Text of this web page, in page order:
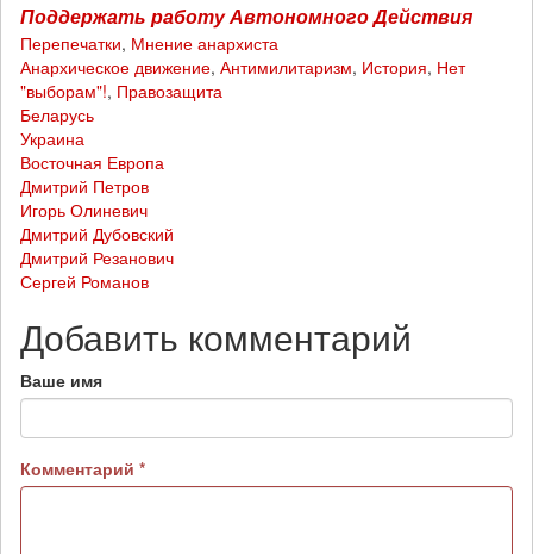
Поддержать работу Автономного Действия
Перепечатки, Мнение анархиста
Анархическое движение, Антимилитаризм, История, Нет
"выборам"!, Правозащита
Беларусь
Украина
Восточная Европа
Дмитрий Петров
Игорь Олиневич
Дмитрий Дубовский
Дмитрий Резанович
Сергей Романов
Добавить комментарий
Ваше имя
Комментарий *